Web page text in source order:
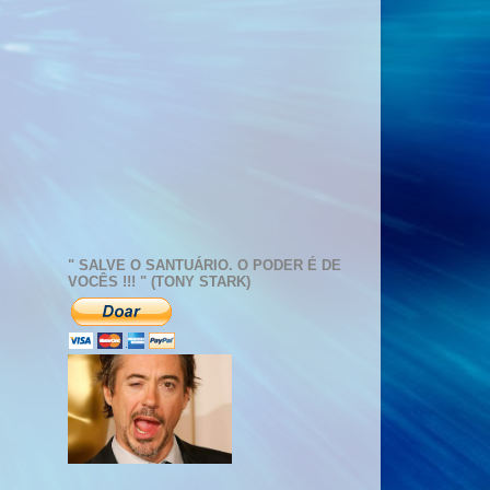
" SALVE O SANTUÁRIO. O PODER É DE
VOCÊS !!! " (TONY STARK)